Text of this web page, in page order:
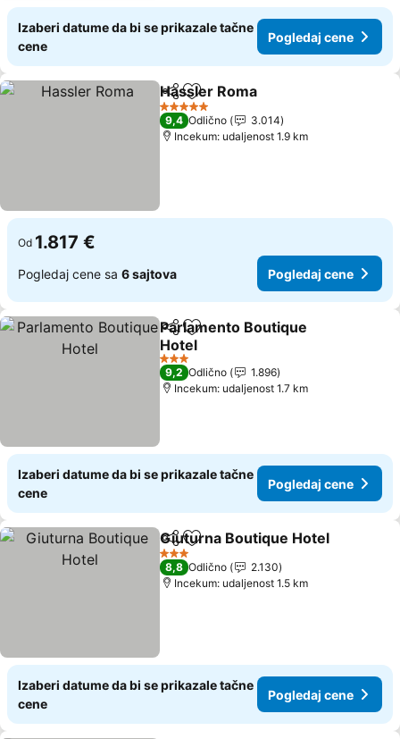
Izaberi datume da bi se prikazale tačne
cene
Pogledaj cene
Deli Dodati u favorite
Hassler Roma
5 Zvezdice
9,4 Odlično
3.014
Incekum: udaljenost 1.9 km
Od 1.817 €
Pogledaj cene sa 6 sajtova Pogledaj cene
Deli Dodati u favorite
Parlamento Boutique
Hotel
3 Zvezdice
9,2 Odlično
1.896
Incekum: udaljenost 1.7 km
Izaberi datume da bi se prikazale tačne
cene
Pogledaj cene
Deli Dodati u favorite
Giuturna Boutique Hotel
3 Zvezdice
8,8 Odlično
2.130
Incekum: udaljenost 1.5 km
Izaberi datume da bi se prikazale tačne
cene
Pogledaj cene